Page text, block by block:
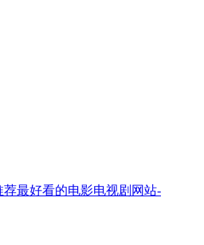
最好看的电影电视剧网站-